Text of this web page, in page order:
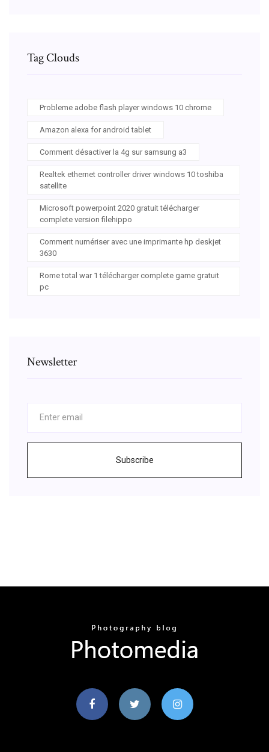
Tag Clouds
Probleme adobe flash player windows 10 chrome
Amazon alexa for android tablet
Comment désactiver la 4g sur samsung a3
Realtek ethernet controller driver windows 10 toshiba
satellite
Microsoft powerpoint 2020 gratuit télécharger
complete version filehippo
Comment numériser avec une imprimante hp deskjet
3630
Rome total war 1 télécharger complete game gratuit
pc
Newsletter
Subscribe